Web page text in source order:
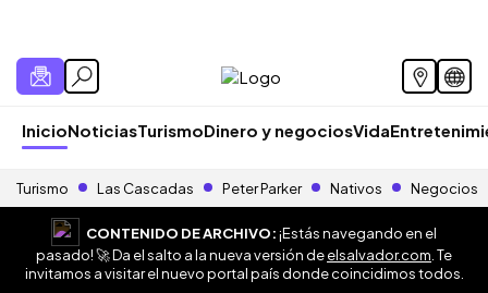
InicioNoticiasTurismoDinero y negociosVida
Turismo Las Cascadas Peter Parker Nativos Negocios
CONTENIDO DE ARCHIVO:¡Estás navegando en el
pasado! 🚀 Da el salto a la nueva versión deelsalvador.com . Te
invitamos a visitar el nuevo portal país donde coincidimos todos.